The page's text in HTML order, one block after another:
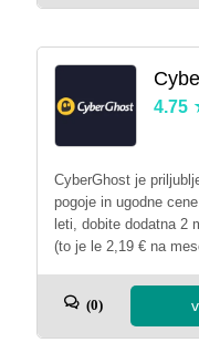
4.75
CyberGhost je
pogoje in ugodne
leti, dobite dodatna 2
(to je le 2,19 € na
(0)